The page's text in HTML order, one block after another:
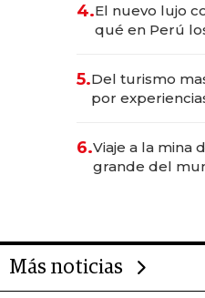
Fénix
4.El nuevo lujo
qué en Perú
5.Del turismo
por
6.Viaje a la mina
grande del
Más noticias